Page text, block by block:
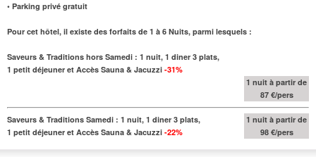
• Parking privé gratuit
Pour cet hôtel, il existe des forfaits de 1 à 6 Nuits, parmi lesquels :
Saveurs & Traditions hors Samedi : 1 nuit, 1 diner 3 plats,
1 petit déjeuner et Accès Sauna & Jacuzzi -31%
1 nuit à partir de
87 €/pers
Saveurs & Traditions Samedi : 1 nuit, 1 diner 3 plats,
1 petit déjeuner et Accès Sauna & Jacuzzi -22%
1 nuit à partir de
98 €/pers